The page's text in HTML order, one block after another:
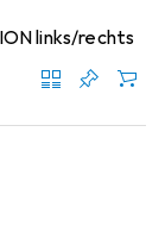
links/rechts